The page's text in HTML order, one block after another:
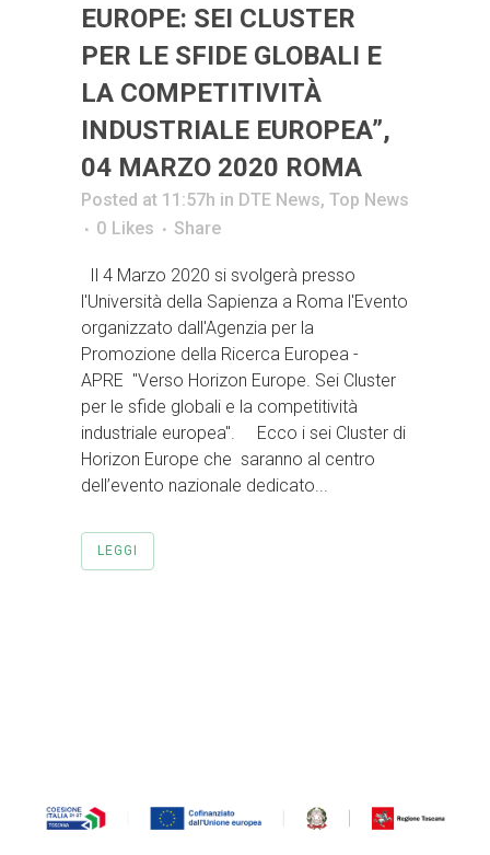
EUROPE: SEI CLUSTER
PER LE SFIDE GLOBALI E
LA COMPETITIVITÀ
INDUSTRIALE EUROPEA”,
04 MARZO 2020 ROMA
Posted at 11:57h in DTE News, Top News
0 Likes Share
Il 4 Marzo 2020 si svolgerà presso
l'Università della Sapienza a Roma l'Evento
organizzato dall'Agenzia per la
Promozione della Ricerca Europea -
APRE "Verso Horizon Europe. Sei Cluster
per le sfide globali e la competitività
industriale europea". Ecco i sei Cluster di
Horizon Europe che saranno al centro
dell’evento nazionale dedicato...
LEGGI